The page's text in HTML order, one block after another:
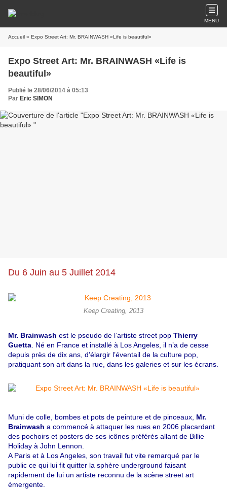
MENU
Accueil » Expo Street Art: Mr. BRAINWASH «Life is beautiful»
Expo Street Art: Mr. BRAINWASH «Life is
beautiful»
Publié le 28/06/2014 à 05:13
Par Eric SIMON
Du 6 Juin au 5 Juillet 2014
Keep Creating, 2013
Mr. Brainwash est le pseudo de l’artiste street pop Thierry
Guetta . Né en France et installé à Los Angeles, il n’a de cesse
depuis près de dix ans, d’élargir l’éventail de la culture pop,
pratiquant son art dans la rue, dans les galeries et sur les écrans.
Muni de colle, bombes et pots de peinture et de pinceaux, Mr.
Brainwash a commencé à attaquer les rues en 2006 placardant
des pochoirs et posters de ses icônes préférés allant de Billie
Holiday à John Lennon.
A Paris et à Los Angeles, son travail fut vite remarqué par le
public ce qui lui fit quitter la sphère underground faisant
rapidement de lui un artiste reconnu de la scène street art
émergente.